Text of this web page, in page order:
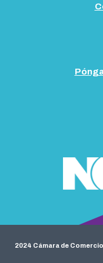
2024 Cámara de